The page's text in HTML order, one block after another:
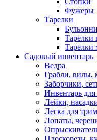
Фужеры
Тарелки
Тарелки
Тарелки
Садовый инвентарь
Ведра
Грабли, вилы,
Заборчики,
Инвентарь
Лейки,
Леска для
Лопаты,